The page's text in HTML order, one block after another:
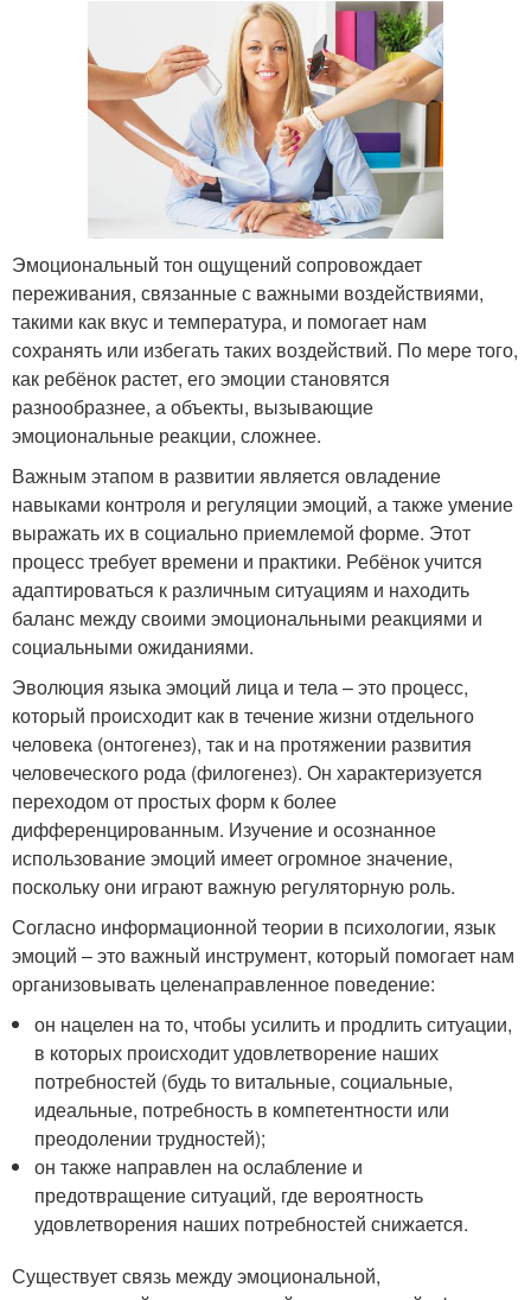
Эмоциональный тон ощущений сопровождает
переживания, связанные с важными воздействиями,
такими как вкус и температура, и помогает нам
сохранять или избегать таких воздействий. По мере того,
как ребёнок растет, его эмоции становятся
разнообразнее, а объекты, вызывающие
эмоциональные реакции, сложнее.
Важным этапом в развитии является овладение
навыками контроля и регуляции эмоций, а также умение
выражать их в социально приемлемой форме. Этот
процесс требует времени и практики. Ребёнок учится
адаптироваться к различным ситуациям и находить
баланс между своими эмоциональными реакциями и
социальными ожиданиями.
Эволюция языка эмоций лица и тела – это процесс,
который происходит как в течение жизни отдельного
человека (онтогенез), так и на протяжении развития
человеческого рода (филогенез). Он характеризуется
переходом от простых форм к более
дифференцированным. Изучение и осознанное
использование эмоций имеет огромное значение,
поскольку они играют важную регуляторную роль.
Согласно информационной теории в психологии, язык
эмоций – это важный инструмент, который помогает нам
организовывать целенаправленное поведение:
он нацелен на то, чтобы усилить и продлить ситуации,
в которых происходит удовлетворение наших
потребностей (будь то витальные, социальные,
идеальные, потребность в компетентности или
преодолении трудностей);
он также направлен на ослабление и
предотвращение ситуаций, где вероятность
удовлетворения наших потребностей снижается.
Существует связь между эмоциональной,